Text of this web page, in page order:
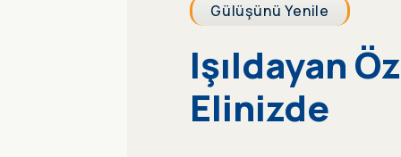
Gülüşünü Yenile
Işıldayan
Elinizde